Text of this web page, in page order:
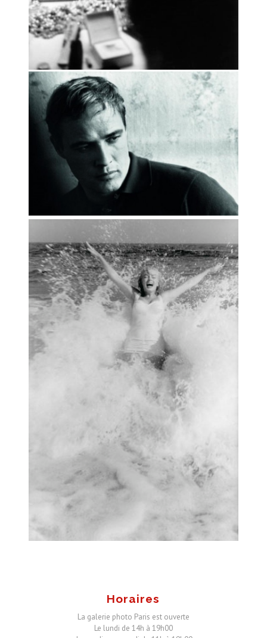
Horaires
La galerie photo Paris est ouverte
Le lundi de 14h à 19h00